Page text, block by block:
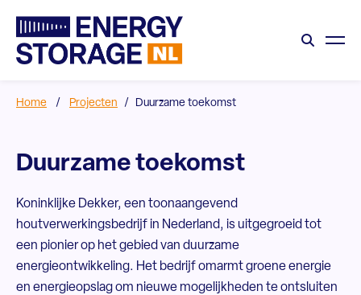
Home / Projecten / Duurzame toekomst
Duurzame toekomst
Koninklijke Dekker, een toonaangevend
houtverwerkingsbedrijf in Nederland, is uitgegroeid tot
een pionier op het gebied van duurzame
energieontwikkeling. Het bedrijf omarmt groene energie
en energieopslag om nieuwe mogelijkheden te ontsluiten